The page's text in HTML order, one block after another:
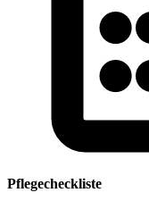
Pflegecheckliste